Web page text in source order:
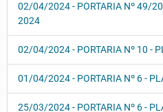
02/04/2024 - PORTARIA Nº 49/
2024
02/04/2024 - PORTARIA Nº 10 -
01/04/2024 - PORTARIA Nº 6 -
25/03/2024 - PORTARIA Nº 6 -